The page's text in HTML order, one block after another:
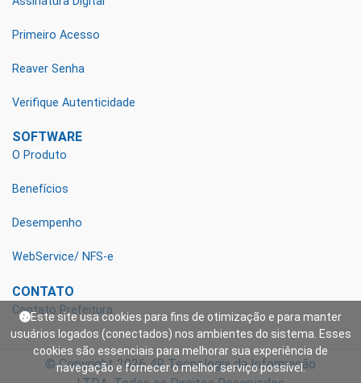
Este site usa cookies para fins de otimização e para manter
usuários logados (conectados) nos ambientes do sistema. Esses
cookies são essenciais para melhorar sua experiência de
navegação e fornecer o melhor serviço possível.
Primeiro Acesso
Reaver Senha
Verifique Autenticidade
SOFTWARE
O Produto
Benefícios
Desempenho
WebService/ NFS-e
CONTATO
Contato Prefeitura
© Copyright 2026 4R Tecnologia da Informação